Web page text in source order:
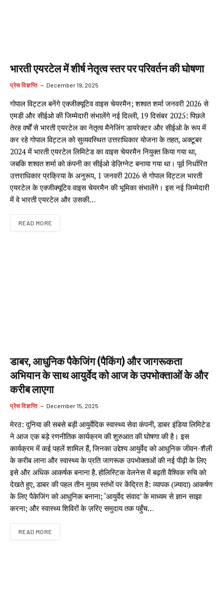
भारती एयरटेल में शीर्ष नेतृत्व स्तर पर परिवर्तन की घोषणा
प्रेस विज्ञप्ति December 19, 2025
गोपाल विट्टल बनेंगे एक्जीक्यूटिव वाइस चेयरमैन; शश्वत शर्मा जनवरी 2026 से
एमडी और सीईओ की जिम्मेदारी संभालेंगे नई दिल्ली, 19 दिसंबर 2025: पिछले
तेरह वर्षों से भारती एयरटेल का नेतृत्व मैनेजिंग डायरेक्टर और सीईओ के रूप में
कर रहे गोपाल विट्टल को सुव्यवस्थित उत्तराधिकार योजना के तहत, अक्टूबर
2024 में भारती एयरटेल लिमिटेड का वाइस चेयरमैन नियुक्त किया गया था,
जबकि शश्वत शर्मा को कंपनी का सीईओ डेज़िग्नेट बनाया गया था। पूर्व निर्धारित
उत्तराधिकार प्रक्रिया के अनुरूप, 1 जनवरी 2026 से गोपाल विट्टल भारती
एयरटेल के एक्जीक्यूटिव वाइस चेयरमैन की भूमिका संभालेंगे। इस नई जिम्मेदारी
में वे भारती एयरटेल और उसकी…
READ MORE
डाबर, आधुनिक पैकेजिंग (पैकिंग) और जागरूकता
अभियान के साथ आयुर्वेद को आज के उपभोक्ताओं के और
करीब लाएगा
प्रेस विज्ञप्ति December 15, 2025
मेरठ: दुनिया की सबसे बड़ी आयुर्वेदिक स्वास्थ्य सेवा कंपनी, डाबर इंडिया लिमिटेड
ने आज एक बड़े रणनीतिक कार्यक्रम की शुरुआत की घोषणा की है। इस
कार्यक्रम में कई पहलें शामिल हैं, जिनका उद्देश्य आयुर्वेद को आधुनिक जीवन-शैली
के करीब लाना और स्वास्थ्य के प्रति जागरूक उपभोक्ताओं की नई पीढ़ी के लिए
इसे और अधिक आकर्षक बनाना है. होलिस्टिक वेलनेस में बढ़ती वैश्विक रुचि को
देखते हुए, डाबर की पहल तीन मुख्य स्तंभों पर केंद्रित है: व्यापक (ज़्यादा) आकर्षण
के लिए पैकेजिंग को आधुनिक बनाना; ‘आयुर्वेद संवाद’ के माध्यम से ज्ञान साझा
करना; और स्वास्थ्य शिविरों के ज़रिए समुदाय तक पहुँच…
READ MORE